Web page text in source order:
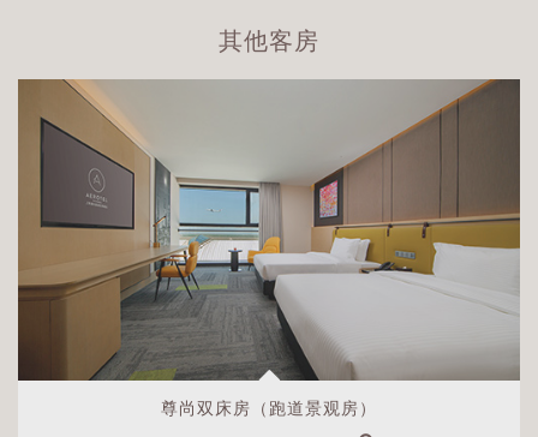
其他客房
尊尚双床房（跑道景观房）